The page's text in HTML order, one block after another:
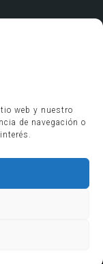
web y nuestro
de navegación o
Católicos 20
5-5º